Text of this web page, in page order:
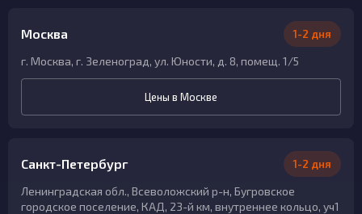
Москва 1-2 дня
г. Москва, г. Зеленоград, ул. Юности, д. 8, помещ. 1/5
Цены в Москве
Санкт-Петербург 1-2 дня
Ленинградская обл., Всеволожский р-н, Бугровское
городское поселение, КАД, 23-й км, внутреннее кольцо, уч1